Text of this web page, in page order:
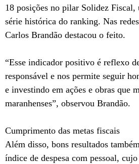
18 posições no pilar Solidez Fiscal,
série histórica do ranking. Nas
Carlos Brandão destacou o feito.
“Esse indicador positivo é reflexo
responsável e nos permite seguir
e investindo em ações e obras que
maranhenses”, observou Brandão.
Cumprimento das metas fiscais
Além disso, bons resultados
índice de despesa com pessoal,